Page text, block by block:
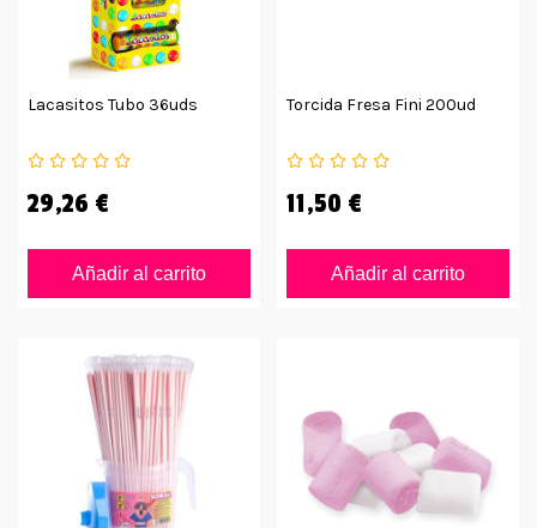
Lacasitos Tubo 36uds
29,26 €
Añadir al carrito
Torcida Fresa Fini 200ud
11,50 €
Añadir al carrito